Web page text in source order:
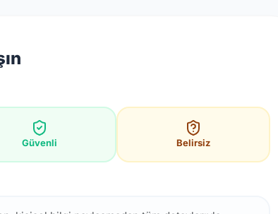
Güvenli Belirsiz